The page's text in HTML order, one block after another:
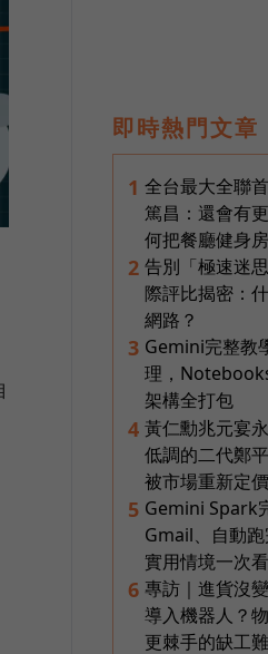
即時熱門文章
1 全台最大全聯
篤昌：還會有
何把餐廳健身
2 告別「極速迷
際評比揭密：
網路？
3 Gemini完整教
理，
架構全打包
4 黃仁勳兆元宴
低調的二代鄭
被市場重新定
5 Gemini Spark
Gmail、自動
實用情境一次看
6 專訪｜進貨沒
導入機器人？
更棘手的缺工